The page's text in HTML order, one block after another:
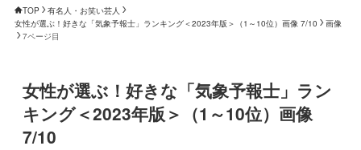
TOP
有名人・お笑い芸人
女性が選ぶ！好きな「気象予報士」ランキング＜2023年版＞（1～10位）画像 7/10
画像
7ページ目
女性が選ぶ！好きな「気象予報士」ラン
キング＜2023年版＞（1～10位）画像
7/10